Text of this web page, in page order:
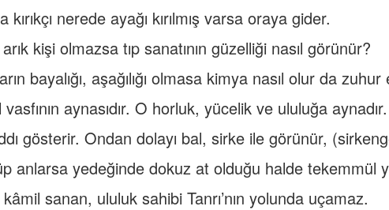
kırıkçı nerede ayağı kırılmış varsa oraya gider.
kişi olmazsa tıp sanatının güzelliği nasıl görünür?
bayalığı, aşağılığı olmasa kimya nasıl olur da zuhur
aynasıdır. O horluk, yücelik ve ululuğa aynadır.
gösterir. Ondan dolayı bal, sirke ile görünür,
anlarsa yedeğinde dokuz at olduğu halde tekemmül
sanan, ululuk sahibi Tanrı’nın yolunda uçamaz.